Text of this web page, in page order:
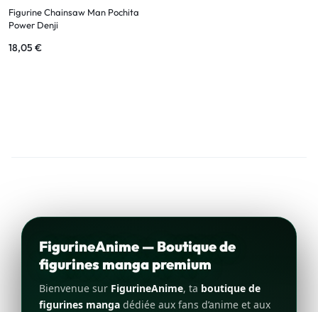
Figurine Chainsaw Man Pochita
Power Denji
18,05 €
FigurineAnime — Boutique de
figurines manga premium
Bienvenue sur FigurineAnime, ta boutique de
figurines manga dédiée aux fans d’anime et aux